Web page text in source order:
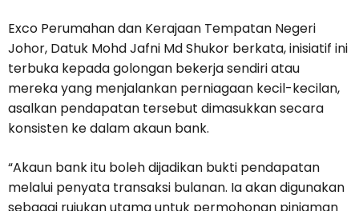
Exco Perumahan dan Kerajaan Tempatan Negeri
Johor, Datuk Mohd Jafni Md Shukor berkata, inisiatif ini
terbuka kepada golongan bekerja sendiri atau
mereka yang menjalankan perniagaan kecil-kecilan,
asalkan pendapatan tersebut dimasukkan secara
konsisten ke dalam akaun bank.
“Akaun bank itu boleh dijadikan bukti pendapatan
melalui penyata transaksi bulanan. Ia akan digunakan